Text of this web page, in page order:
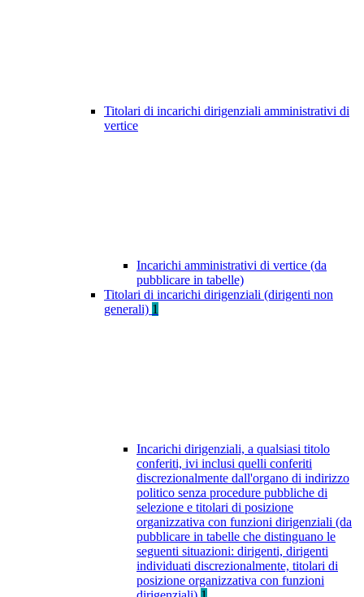
Titolari di incarichi dirigenziali amministrativi di
vertice
Incarichi amministrativi di vertice (da
pubblicare in tabelle)
Titolari di incarichi dirigenziali (dirigenti non
generali) 1
Incarichi dirigenziali, a qualsiasi titolo
conferiti, ivi inclusi quelli conferiti
discrezionalmente dall'organo di indirizzo
politico senza procedure pubbliche di
selezione e titolari di posizione
organizzativa con funzioni dirigenziali (da
pubblicare in tabelle che distinguano le
seguenti situazioni: dirigenti, dirigenti
individuati discrezionalmente, titolari di
posizione organizzativa con funzioni